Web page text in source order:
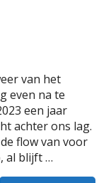
van het
even na te
een jaar
achter ons lag.
flow van voor
al blijft …